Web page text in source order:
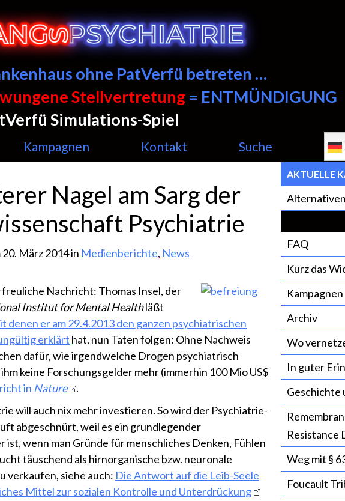
ohne PatVerfü betreten …
Stellvertretung = ENTMÜNDIGUNG
Simulations-Spiel
Kampagnen Kontakt Suche
Nagel am Sarg der
Psychiatrie
März 2014 in Medienberichte, News
Nachricht: Thomas Insel, der
Institut for Mental Healthläßt
denen er am 29.4.2013 den ganzen psychiatrischen
erklärt hat, nun Taten folgen: Ohne Nachweis
dafür, wie irgendwelche Drogen psychiatrisch
keine Forschungsgelder mehr (immerhin 100 Mio US$
in Nature
.
will auch nix mehr investieren. So wird der Psychiatrie-
abgeschnürt, weil es ein grundlegender
wenn man Gründe für menschliches Denken, Fühlen
täuschend als hirnorganische bzw. neuronale
verkaufen, siehe auch: Die Antwort auf die Leib-Seele
Mittel zur sozialen Kontrolle und Unterdrückung
AKTUELLE
FAQ
Kurz das
Kampagnen
Archiv
Wo
In guter
Geschichte
Resistance
Weg mit §
Foucault